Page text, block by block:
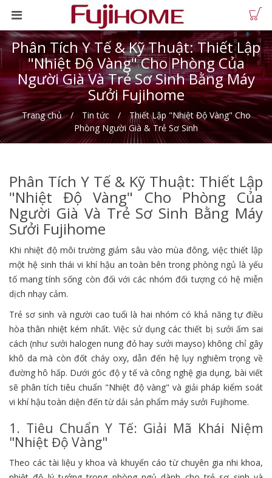
Phân Tích Y Tế & Kỹ Thuật: Thiết Lập
"Nhiệt Độ Vàng" Cho Phòng Của
Người Già Và Trẻ Sơ Sinh Bằng Máy
Sưởi Fujihome
Trang chủ Tin tức
Thiết Lập "Nhiệt Độ Vàng" Cho
Phòng Người Già & Trẻ Sơ Sinh
Phân Tích Y Tế & Kỹ Thuật: Thiết Lập
"Nhiệt Độ Vàng" Cho Phòng Của
Người Già Và Trẻ Sơ Sinh Bằng Máy
Sưởi Fujihome
Khi nhiệt độ môi trường giảm sâu vào mùa đông, việc thiết lập
một hệ sinh thái vi khí hậu an toàn bên trong phòng ngủ là yếu
tố mang tính sống còn đối với các nhóm đối tượng có hệ miễn
dịch nhạy cảm.
Trẻ sơ sinh và người cao tuổi là hai nhóm có khả năng tự điều
hòa thân nhiệt kém nhất. Việc sử dụng các thiết bị sưởi ấm sai
cách (như sưởi halogen nung đỏ hay sưởi mayso) không chỉ gây
khô da mà còn đốt cháy oxy, dẫn đến hệ lụy nghiêm trọng về
đường hô hấp. Dưới góc độ y tế và công nghệ gia dụng, bài viết
sẽ phân tích tiêu chuẩn "Nhiệt độ vàng" và giải pháp kiểm soát
vi khí hậu toàn diện đến từ dải sản phẩm máy sưởi Fujihome.
1. Tiêu Chuẩn Y Tế: Giải Mã Khái Niệm
"Nhiệt Độ Vàng"
Theo các tài liệu y khoa và khuyến cáo từ chuyên gia nhi khoa,